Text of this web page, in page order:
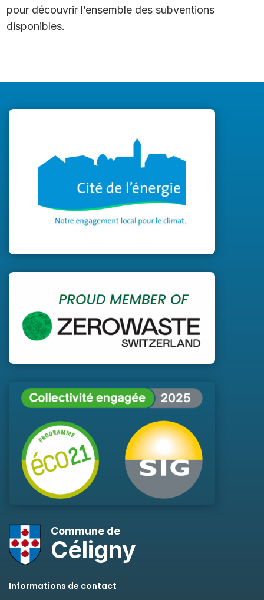
pour découvrir l’ensemble des subventions
disponibles.
Commune de
Céligny
Informations de contact